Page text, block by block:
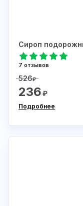
Сироп
7 отзывов
526₽
236₽
Подробнее